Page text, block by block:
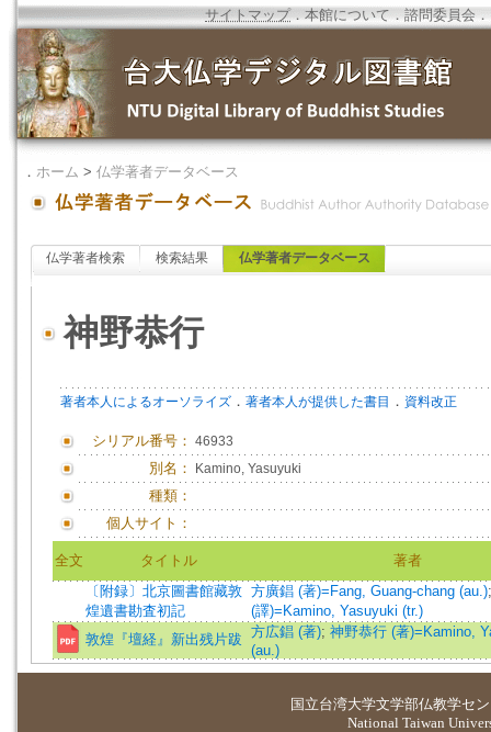
サイトマップ．本館について ．諮問委員会 ．
． ホーム > 仏学著者データベース
仏学著者検索 検索結果 仏学著者データベース
神野恭行
著者本人によるオーソライズ ． 著者本人が提供した書目 ． 資料改正
シリアル番号： 46933
別名： Kamino, Yasuyuki
種類：
個人サイト：
全文 タイトル
著者
〔附録〕北京圖書館藏敦
煌遺書勘査初記
方廣錩 (著)=Fang, Guang-chang (au.)
(譯)=Kamino, Yasuyuki (tr.)
敦煌『壇経』新出残片跋 方広錩 (著); 神野恭行 (著)=Kamino,
(au.)
国立台湾大学文学部仏教学セ
National Taiwan